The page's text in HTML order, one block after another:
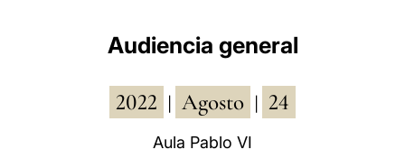
ESPAÑOL
POLSKI
Audiencia general
2022 Agosto 24
Aula Pablo VI